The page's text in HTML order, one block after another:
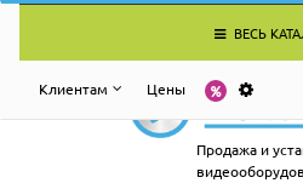
ВЕСЬ
Клиентам Цены
Продажа и